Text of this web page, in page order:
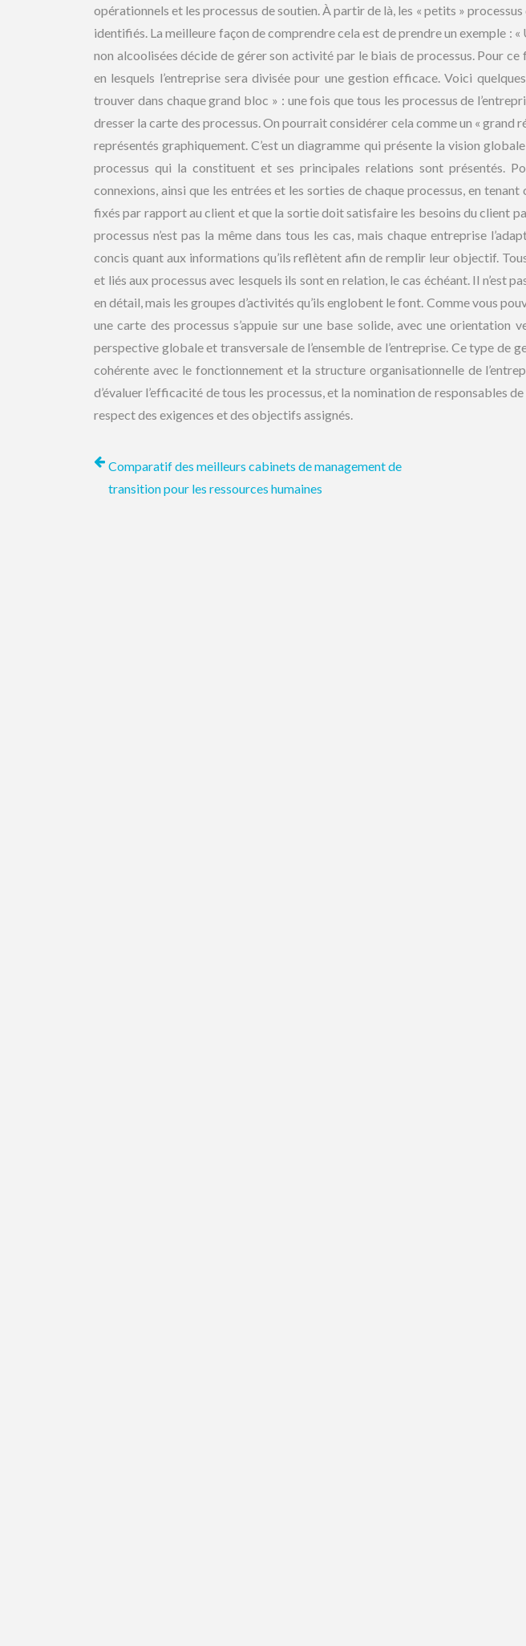
opérationnels et les processus de soutien. À partir de là, les « petits »
identifiés. La meilleure façon de comprendre cela est de prendre un exemple :
non alcoolisées décide de gérer son activité par le biais de processus. Pour
en lesquels l’entreprise sera divisée pour une gestion efficace. Voici
trouver dans chaque grand bloc » : une fois que tous les processus de
dresser la carte des processus. On pourrait considérer cela comme un « grand
représentés graphiquement. C’est un diagramme qui présente la vision
processus qui la constituent et ses principales relations sont présentés.
connexions, ainsi que les entrées et les sorties de chaque processus, en
fixés par rapport au client et que la sortie doit satisfaire les besoins du client
processus n’est pas la même dans tous les cas, mais chaque entreprise
concis quant aux informations qu’ils reflètent afin de remplir leur objectif.
et liés aux processus avec lesquels ils sont en relation, le cas échéant. Il n’est
en détail, mais les groupes d’activités qu’ils englobent le font. Comme vous
une carte des processus s’appuie sur une base solide, avec une orientation
perspective globale et transversale de l’ensemble de l’entreprise. Ce type de
cohérente avec le fonctionnement et la structure organisationnelle de
d’évaluer l’efficacité de tous les processus, et la nomination de responsables
respect des exigences et des objectifs assignés.
Comparatif des meilleurs cabinets de management de
transition pour les ressources humaines